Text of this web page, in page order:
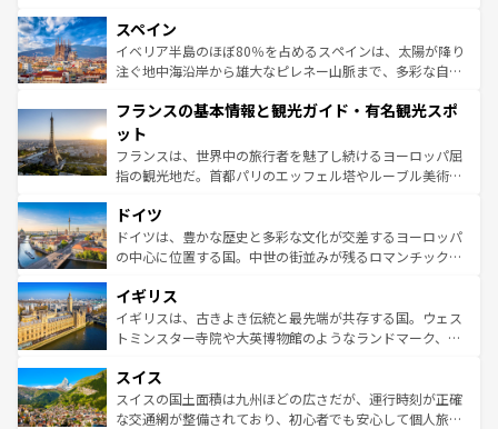
ろん、トスカーナの美しい田園風景やアマルフィ海岸の絶
景など、自然景観も見逃せない。観光の合間には、本場の
ピザやパスタなど、絶品のイタリア料理を堪能することも
ませてくれるイタリアで、忘れられない旅をしてみよう！
なお、新着のイタリア情報は
しい。
スペイン
イベリア半島のほぼ80％を占めるスペインは、太陽が降り
注ぐ地中海沿岸から雄大なピレネー山脈まで、多彩な自然
文化が根付くこの国では、情熱的なフラメンコ、熱気あふ
れる闘牛、そして美味しいタパスが生活の一部となってい
る。首都マドリードの洗練された雰囲気や、バルセロナの
アートに溢れた街角から、地方では古代ローマ遺跡や中世
せる。地方によって風土や気候が異なるスペインはその個
性で訪れる人を魅了する。 なお、新着のスペイン情報は コ
ンテンツ一覧を参照してほしい。
フランスの基本情報と観光ガイド・有名観光スポ
ット
フランスは、世界中の旅行者を魅了し続けるヨーロッパ屈
指の観光地だ。首都パリのエッフェル塔やルーブル美術館
で、幅広い魅力が詰まっている。華麗な宮殿、歴史的な大
聖堂、美しいビーチ、そして豊かな自然が、訪れる者を心
から魅了する。また、フランスは美食の国としても知ら
いる。シャンパンの発祥地であるランス、プロヴァンスの
香り高いラベンダー畑など、多彩な楽しみ方が可能だ。さ
らに、パリ以外の地域にも魅力が溢れており、どの街角に
れる地方に足を運ぶとそれぞれで全く異なる文化を体験で
きるだろう。 なお、新着のフランス情報はコンテンツ一覧
を参照してほしい。
ドイツ
ドイツは、豊かな歴史と多彩な文化が交差するヨーロッパ
の中心に位置する国。中世の街並みが残るロマンチック街
顔を持つこの国は、どこを歩いても飽きることがない。ベ
ルリンの文化的活気、バイエルン州のアルプスの絶景、そ
してライン川沿いのワイン畑といった風景は必見。ビール
は、お酒好きな人にはぜひ体験してほしい。 なお、新着の
ドイツ情報はコンテンツ一覧を参照してほしい。
イギリス
イギリスは、古きよき伝統と最先端が共存する国。ウェス
トミンスター寺院や大英博物館のようなランドマーク、歴
リアごとに異なる魅力がある。また、優雅なアフタヌーン
ティー、ビール好きにはたまらない英国パブ、サッカー観
戦など、本場だからこそできる体験も豊富。イギリスを旅
スイス
スイスの国土面積は九州ほどの広さだが、運行時刻が正確
な交通網が整備されており、初心者でも安心して個人旅行